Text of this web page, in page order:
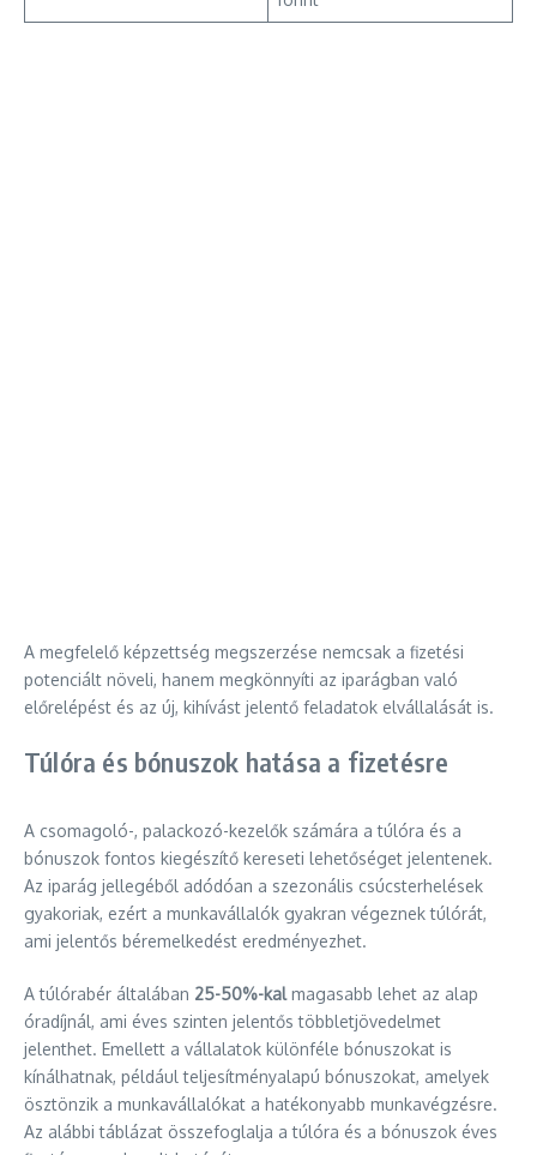
A megfelelő képzettség megszerzése nemcsak a fizetési
potenciált növeli, hanem megkönnyíti az iparágban való
előrelépést és az új, kihívást jelentő feladatok elvállalását is.
Túlóra és bónuszok hatása a fizetésre
A csomagoló-, palackozó-kezelők számára a túlóra és a
bónuszok fontos kiegészítő kereseti lehetőséget jelentenek.
Az iparág jellegéből adódóan a szezonális csúcsterhelések
gyakoriak, ezért a munkavállalók gyakran végeznek túlórát,
ami jelentős béremelkedést eredményezhet.
A túlórabér általában 25-50%-kalmagasabb lehet az alap
óradíjnál, ami éves szinten jelentős többletjövedelmet
jelenthet. Emellett a vállalatok különféle bónuszokat is
kínálhatnak, például teljesítményalapú bónuszokat, amelyek
ösztönzik a munkavállalókat a hatékonyabb munkavégzésre.
Az alábbi táblázat összefoglalja a túlóra és a bónuszok éves